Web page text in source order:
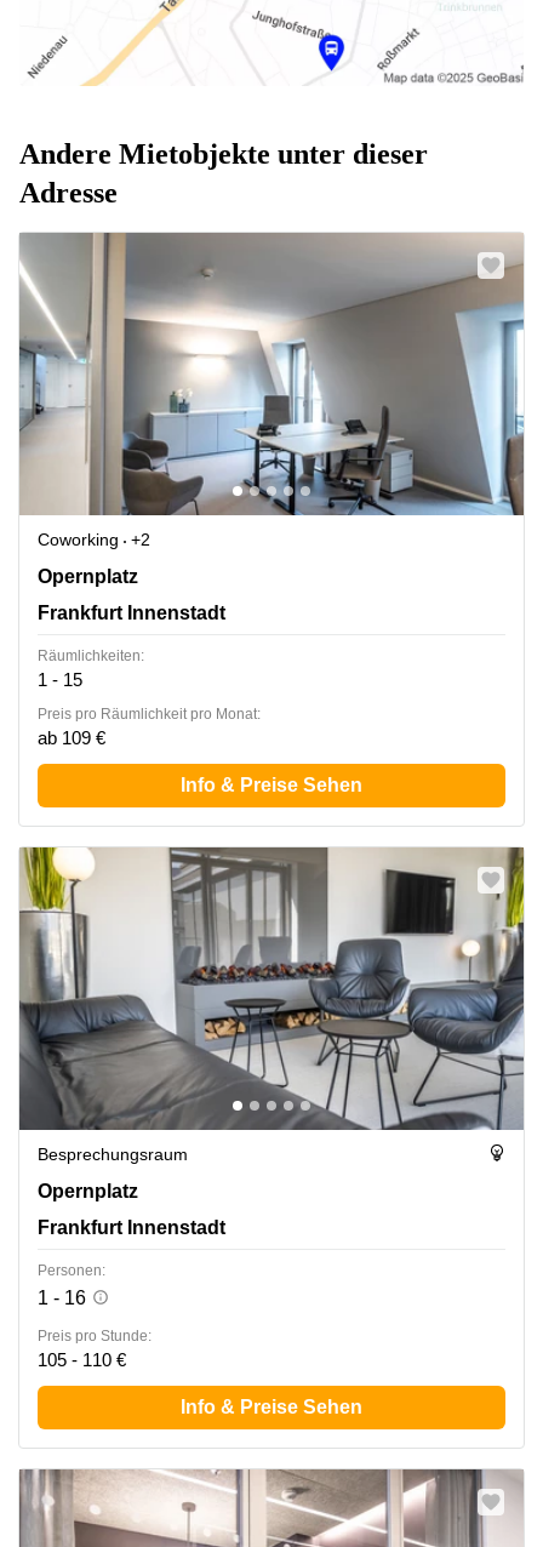
Andere Mietobjekte unter dieser
Adresse
Coworking
+2
Opernplatz 14, Frankfurt Innenstadt
Opernplatz
Frankfurt Innenstadt
Räumlichkeiten:
1 - 15
Preis pro Räumlichkeit pro Monat:
ab 109 €
Info & Preise Sehen
Besprechungsraum
Opernplatz 14, Frankfurt Innenstadt
Opernplatz
Frankfurt Innenstadt
Personen:
1 - 16
Preis pro Stunde:
105 - 110 €
Info & Preise Sehen